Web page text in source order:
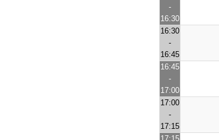
-
16:30
16:30
-
16:45
16:45
-
17:00
17:00
-
17:15